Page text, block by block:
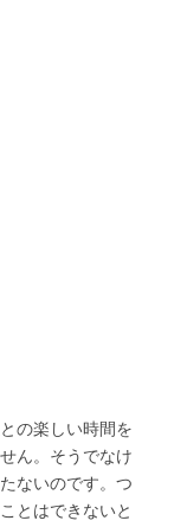
の楽しい時間を
ん。そうでなけ
ないのです。つ
とはできないと